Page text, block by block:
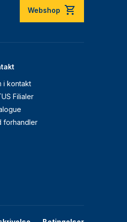
Webshop
i kontakt
Filialer
forhandler